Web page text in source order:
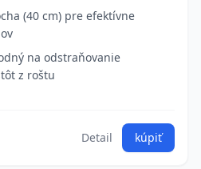
(40 cm) pre efektívne
na odstraňovanie
z roštu
Detail kúpiť